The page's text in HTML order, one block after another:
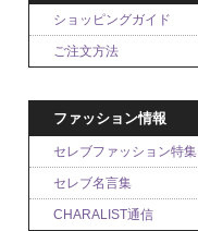
ショッピングガイド
ご注文方法
ファッション情報
セレブファッション特集
セレブ名言集
CHARALIST通信